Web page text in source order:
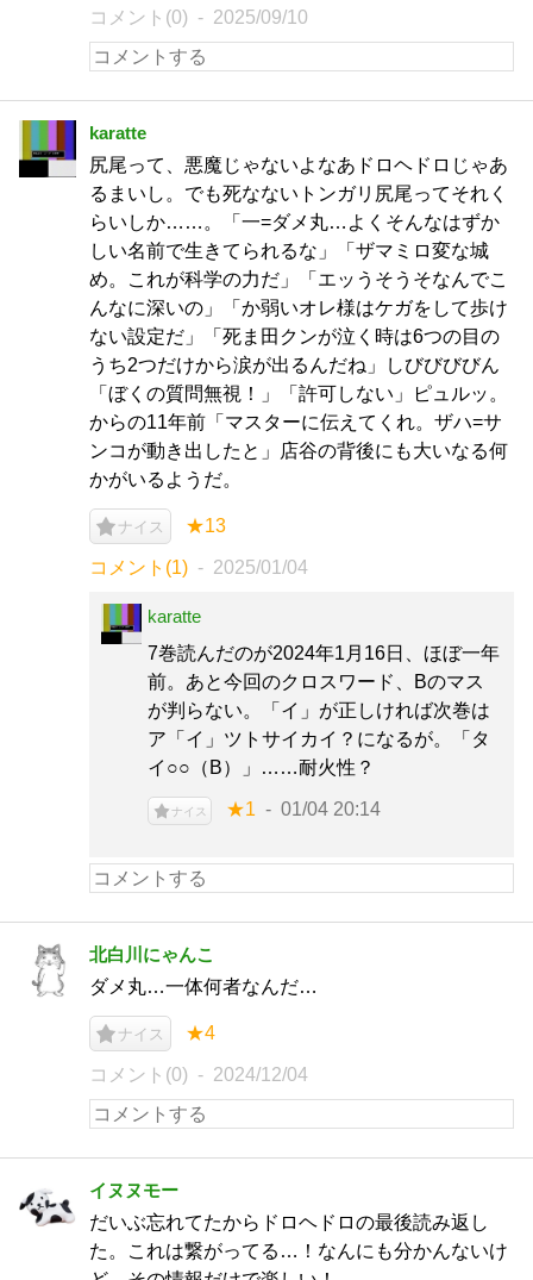
コメント(0) 2025/09/10
karatte
尻尾って、悪魔じゃないよなあドロヘドロじゃあ
るまいし。でも死なないトンガリ尻尾ってそれく
らいしか……。「一=ダメ丸…よくそんなはずか
しい名前で生きてられるな」「ザマミロ変な城
め。これが科学の力だ」「エッうそうそなんでこ
んなに深いの」「か弱いオレ様はケガをして歩け
ない設定だ」「死ま田クンが泣く時は6つの目の
うち2つだけから涙が出るんだね」しびびびびん
「ぼくの質問無視！」「許可しない」ピュルッ。
からの11年前「マスターに伝えてくれ。ザハ=サ
ンコが動き出したと」店谷の背後にも大いなる何
かがいるようだ。
ナイス ★13
コメント(1) 2025/01/04
karatte
7巻読んだのが2024年1月16日、ほぼ一年
前。あと今回のクロスワード、Bのマス
が判らない。「イ」が正しければ次巻は
ア「イ」ツトサイカイ？になるが。「タ
イ○○（B）」……耐火性？
ナイス ★1 01/04 20:14
北白川にゃんこ
ダメ丸…一体何者なんだ…
ナイス ★4
コメント(0) 2024/12/04
イヌヌモー
だいぶ忘れてたからドロヘドロの最後読み返し
た。これは繋がってる…！なんにも分かんないけ